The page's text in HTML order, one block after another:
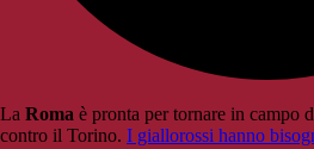
La Roma è pronta per tornare in campo
contro il Torino. I giallorossi hanno